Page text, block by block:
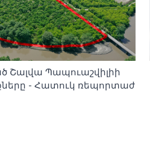
Շալվա Պապուաշվիլիի
- Հատուկ ռեպորտաժ